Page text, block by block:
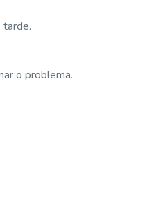
tarde.
o problema.